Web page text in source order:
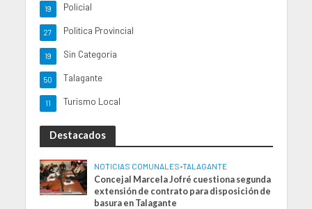
Policial
19
Politica Provincial
27
Sin Categoria
19
Talagante
50
Turismo Local
11
Destacados
NOTICIAS COMUNALES•TALAGANTE
Concejal Marcela Jofré cuestiona segunda
extensión de contrato para disposición de
basura en Talagante